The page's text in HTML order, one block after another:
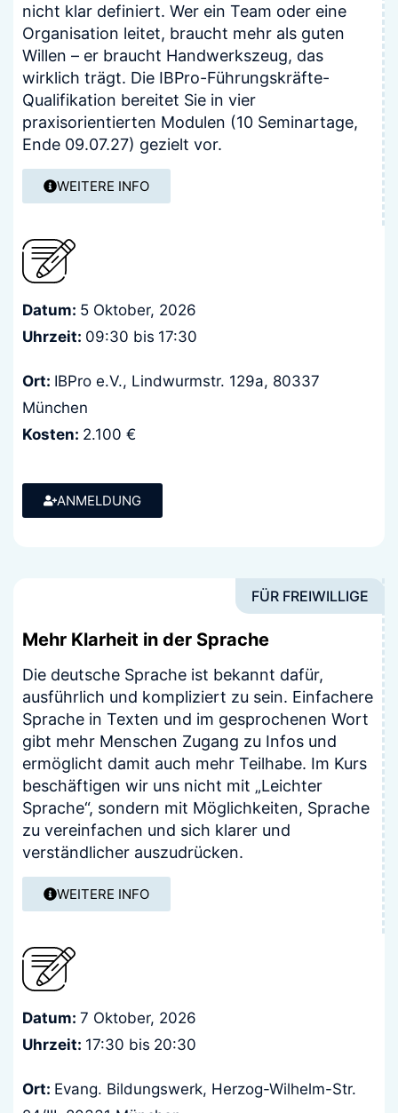
nicht klar definiert. Wer ein Team oder eine
Organisation leitet, braucht mehr als guten
Willen – er braucht Handwerkszeug, das
wirklich trägt. Die IBPro-Führungskräfte-
Qualifikation bereitet Sie in vier
praxisorientierten Modulen (10 Seminartage,
Ende 09.07.27) gezielt vor.
WEITERE INFO
Datum: 5 Oktober, 2026
Uhrzeit: 09:30 bis 17:30
Ort: IBPro e.V., Lindwurmstr. 129a, 80337
München
Kosten: 2.100 €
ANMELDUNG
FÜR FREIWILLIGE
Mehr Klarheit in der Sprache
Die deutsche Sprache ist bekannt dafür,
ausführlich und kompliziert zu sein. Einfachere
Sprache in Texten und im gesprochenen Wort
gibt mehr Menschen Zugang zu Infos und
ermöglicht damit auch mehr Teilhabe. Im Kurs
beschäftigen wir uns nicht mit „Leichter
Sprache“, sondern mit Möglichkeiten, Sprache
zu vereinfachen und sich klarer und
verständlicher auszudrücken.
WEITERE INFO
Datum: 7 Oktober, 2026
Uhrzeit: 17:30 bis 20:30
Ort: Evang. Bildungswerk, Herzog-Wilhelm-Str.